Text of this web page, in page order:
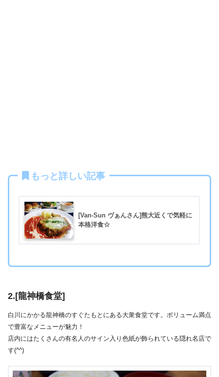
もっと詳しい記事
[Van-Sun ヴぁんさん]熊大近くで気軽に
本格洋食☆
2.[龍神橋食堂]
白川にかかる龍神橋のすぐたもとにある大衆食堂です。ボリューム満点
で豊富なメニューが魅力！
店内にはたくさんの有名人のサイン入り色紙が飾られている隠れ名店で
す(^^)